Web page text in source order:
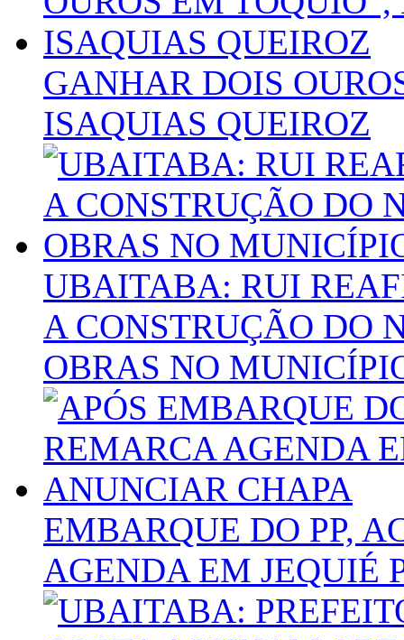
GANHAR DOIS
ISAQUIAS QUEIROZ
UBAITABA: RUI
A CONSTRUÇÃO DO
OBRAS NO
EMBARQUE DO PP,
AGENDA EM JEQUIÉ